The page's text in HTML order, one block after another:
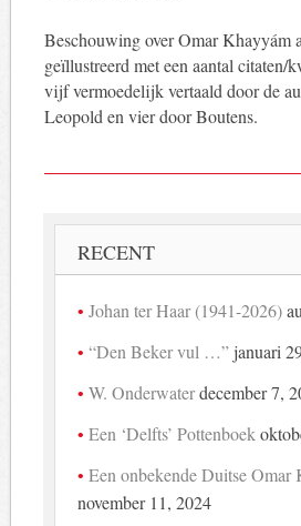
Beschouwing over Omar Khayyám
geïllustreerd met een aantal citaten/
vijf vermoedelijk vertaald door de
Leopold en vier door Boutens.
RECENT
Johan ter Haar (1941-2026)
“Den Beker vul …” januari
W. Onderwaterdecember 7,
Een ‘Delfts’ Pottenboek
Een onbekende Duitse Omar
november 11, 2024